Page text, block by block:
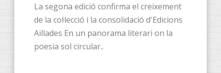
La segona edició confirma el creixement
de la col·lecció i la consolidació d'Edicions
Aïllades En un panorama literari on la
poesia sol circular..